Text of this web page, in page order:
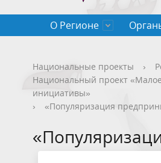
О Регионе
Общие сведения
Губернатор
Общественная палата
Государственные
Чукотского АО
Защита населения от ЧС
Нормативно-правовые
Полезная информация
Новости
СМИ, учрежденные
Чукотского АО
Конкурсы, сведения о
должностях
Порядок рассмотрения
Национальные проекты ›
Национальный проект
инициативы»
›
«Популяризация